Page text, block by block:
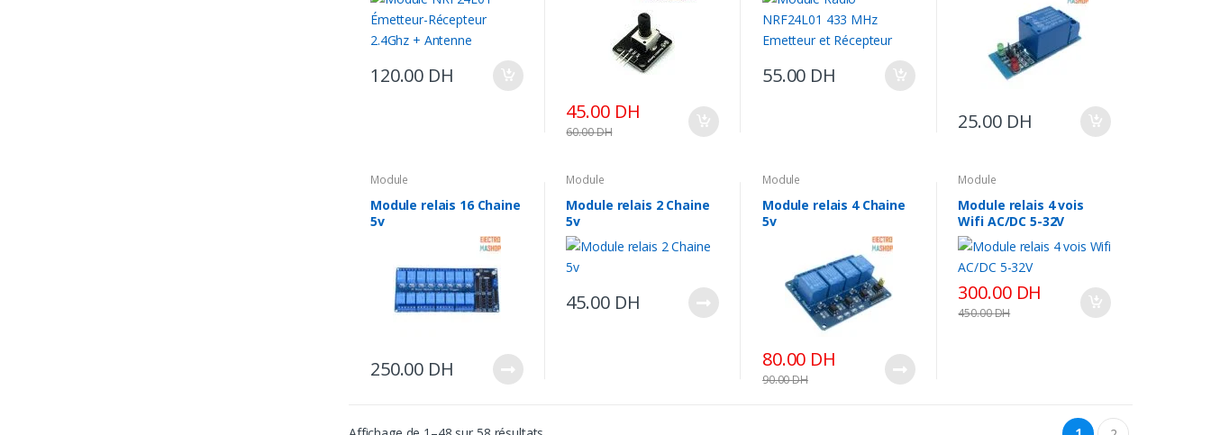
120.00 DH
45.00 DH
60.00DH
55.00 DH
25.00 DH
Module
Module relais 16 Chaine
5v
250.00 DH
Module
Module relais 2 Chaine
5v
45.00 DH
Module
Module relais 4 Chaine
5v
80.00 DH
90.00DH
Module
Module relais 4 vois
Wifi AC/DC 5-32V
300.00 DH
450.00DH